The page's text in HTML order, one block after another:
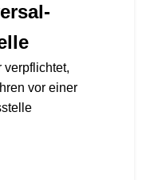
verpflichtet,
vor einer